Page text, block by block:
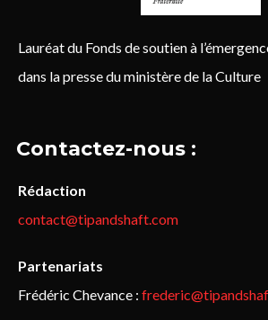
Lauréat du Fonds de soutien à
dans la presse du ministère de la Culture
Contactez-nous :
Rédaction
contact@tipandshaft.com
Partenariats
Frédéric Chevance :